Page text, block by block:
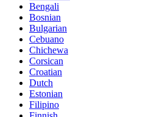
Bengali
Bosnian
Bulgarian
Cebuano
Chichewa
Corsican
Croatian
Dutch
Estonian
Filipino